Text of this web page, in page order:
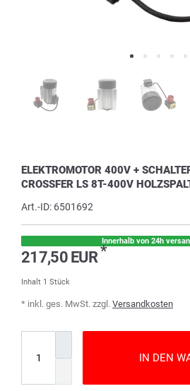
ELEKTROMOTOR 400V +
CROSSFER LS 8T-400V
Art.-ID: 6501692
Innerhalb von 24h
217,50 EUR*
Inhalt 1 Stück
* inkl. ges. MwSt. zzgl. Versandkosten
IN DEN